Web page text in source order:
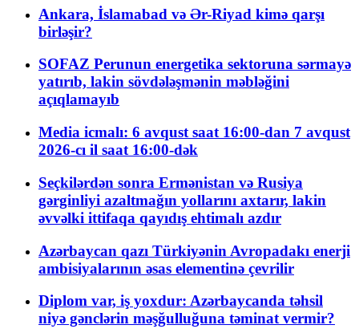
Ankara, İslamabad və Ər-Riyad kimə qarşı
birləşir?
SOFAZ Perunun energetika sektoruna sərmayə
yatırıb, lakin sövdələşmənin məbləğini
açıqlamayıb
Media icmalı: 6 avqust saat 16:00-dan 7 avqust
2026-cı il saat 16:00-dək
Seçkilərdən sonra Ermənistan və Rusiya
gərginliyi azaltmağın yollarını axtarır, lakin
əvvəlki ittifaqa qayıdış ehtimalı azdır
Azərbaycan qazı Türkiyənin Avropadakı enerji
ambisiyalarının əsas elementinə çevrilir
Diplom var, iş yoxdur: Azərbaycanda təhsil
niyə gənclərin məşğulluğuna təminat vermir?